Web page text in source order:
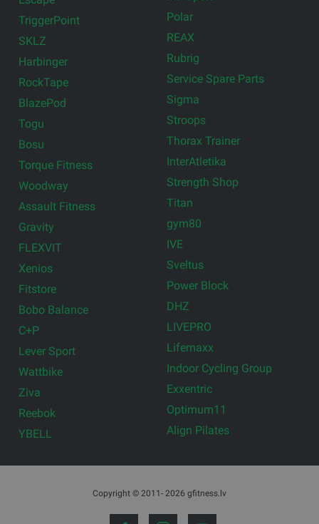
TriggerPoint
SKLZ
Harbinger
RockTape
BlazePod
Togu
Bosu
Torque Fitness
Woodway
Assault Fitness
Gravity
FLEXVIT
Xenios
Fitstore
Bobo Balance
C+P
Lever Sport
Wattbike
Ziva
Reebok
YBELL
Polar
REAX
Rubrig
Service Spare Parts
Sigma
Stroops
Thorax Trainer
InterAtletika
Strength Shop
Titan
gym80
IVE
Sveltus
Power Block
DHZ
LIVEPRO
Lifemaxx
Indoor Cycling Group
Exxentric
Optimum11
Align Pilates
Copyright © 2011- 2026 gfitness.lv